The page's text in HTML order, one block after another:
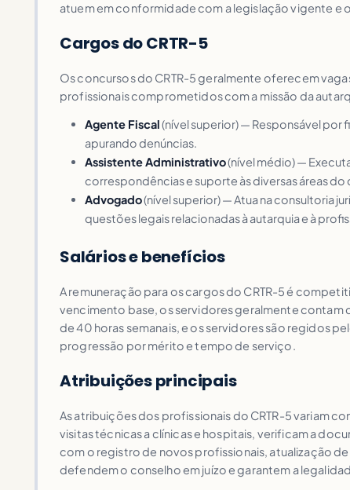
atuem em conformidade com a legislação vigente e
Cargos do CRTR-5
Os concursos do CRTR-5 geralmente oferecem
profissionais comprometidos com a missão da
Agente Fiscal(nível superior) — Responsável por
apurando denúncias.
Assistente Administrativo(nível médio) —
correspondências e suporte às diversas áreas do
Advogado(nível superior) — Atua na consultoria
questões legais relacionadas à autarquia e à
Salários e benefícios
A remuneração para os cargos do CRTR-5 é
vencimento base, os servidores geralmente contam
de 40 horas semanais, e os servidores são regidos
progressão por mérito e tempo de serviço.
Atribuições principais
As atribuições dos profissionais do CRTR-5 variam
visitas técnicas a clínicas e hospitais, verificam a
com o registro de novos profissionais, atualização
defendem o conselho em juízo e garantem a